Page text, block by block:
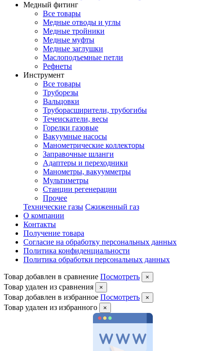
Медный фитинг
Все товары
Медные отводы и углы
Медные тройники
Медные муфты
Медные заглушки
Маслоподъемные петли
Рефнеты
Инструмент
Все товары
Труборезы
Вальцовки
Труборасширители, трубогибы
Течеискатели, весы
Горелки газовые
Вакуумные насосы
Манометрические коллекторы
Заправочные шланги
Адаптеры и переходники
Манометры, вакуумметры
Мультиметры
Станции регенерации
Прочее
Технические газы Сжиженный газ
О компании
Контакты
Получение товара
Согласие на обработку персональных данных
Политика конфиденциальности
Политика обработки персональных данных
Товар добавлен в сравнение Посмотреть ×
Товар удален из сравнения ×
Товар добавлен в избранное Посмотреть ×
Товар удален из избранного ×